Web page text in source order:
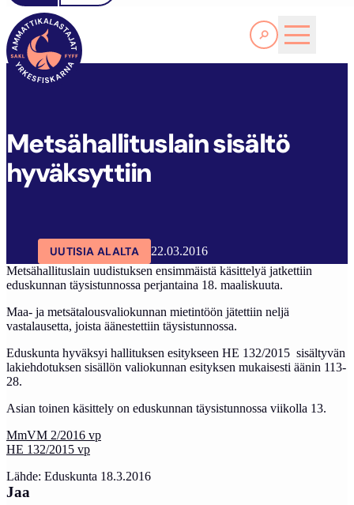
Lue lisää
SAKL
Metsähallituslain sisältö
hyväksyttiin
UUTISIA ALALTA
22.03.2016
Metsähallituslain uudistuksen ensimmäistä käsittelyä jatkettiin
eduskunnan täysistunnossa perjantaina 18. maaliskuuta.
Maa- ja metsätalousvaliokunnan mietintöön jätettiin neljä
vastalausetta, joista äänestettiin täysistunnossa.
Eduskunta hyväksyi hallituksen esitykseen HE 132/2015 sisältyvän
lakiehdotuksen sisällön valiokunnan esityksen mukaisesti äänin 113-
28.
Asian toinen käsittely on eduskunnan täysistunnossa viikolla 13.
MmVM 2/2016 vp
HE 132/2015 vp
Lähde: Eduskunta 18.3.2016
Jaa